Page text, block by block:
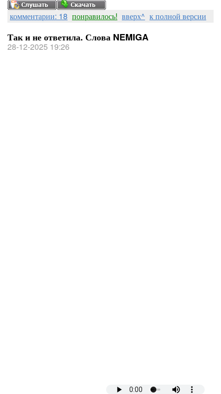
комментарии: 18 понравилось! вверх^ к полной версии
Так и не ответила. Слова NEMIGA
28-12-2025 19:26